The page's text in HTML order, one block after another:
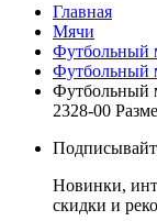
Главная
Мячи
Футбольный
Футбольный
Футбольный
2328-00
Новинки,
скидки и